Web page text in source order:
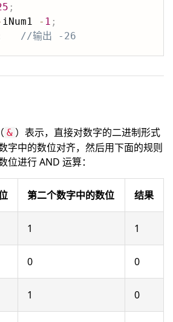
;
iNum1 - 1 ;
//输出 -26
& ）表示，直接对数字的二进制形式
字中的数位对齐，然后用下面的规则
位进行 AND 运算：
第二个数字中的数位 结果
1 1
0 0
1 0